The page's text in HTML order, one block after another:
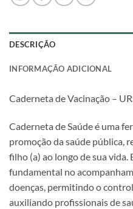
DESCRIÇÃO
INFORMAÇÃO ADICIONAL
Caderneta de Vacinação –
Caderneta de Saúde é uma
promoção da saúde pública,
filho (a) ao longo de sua vida.
fundamental no
doenças, permitindo o
auxiliando profissionais de